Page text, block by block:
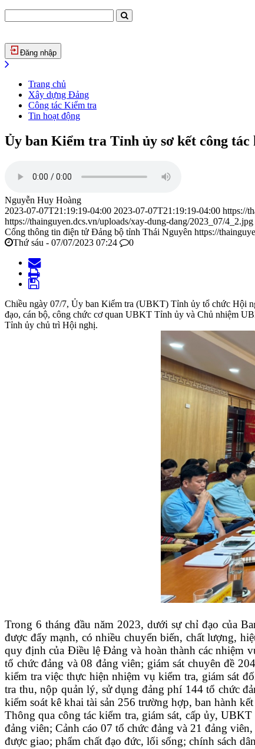
Đăng nhập
Trang chủ
Xây dựng Đảng
Công tác Kiểm tra
Tin hoạt động
Ủy ban Kiểm tra Tỉnh ủy sơ kết công
Nguyễn Huy Hoàng
2023-07-07T21:19:19-04:00 2023-07-07T21:19:19-04:00 https://
https://thainguyen.dcs.vn/uploads/xay-dung-dang/2023_07/4_2.jpg
Cổng thông tin điện tử Đảng bộ tỉnh Thái Nguyên https://
Thứ sáu - 07/07/2023 07:24
0
Chiều ngày 07/7, Ủy ban Kiểm tra (UBKT) Tỉnh ủy tổ chức Hội
đạo, cán bộ, công chức cơ quan UBKT Tỉnh ủy và Chủ nhiệm
Tỉnh ủy chủ trì Hội nghị.
Trong 6 tháng đầu năm 2023, dưới sự chỉ đạo của
được đẩy mạnh, có nhiều chuyển biến, chất lượng,
quy định của Điều lệ Đảng và hoàn thành các nhiệm
tổ chức đảng và 08 đảng viên; giám sát chuyên đề
kiểm tra việc thực hiện nhiệm vụ kiểm tra, giám sát
tra thu, nộp quản lý, sử dụng đảng phí 144 tổ chức
kiểm soát kê khai tài sản 256 trường hợp, ban hành
Thông qua công tác kiểm tra, giám sát, cấp ủy,
đảng viên; Cảnh cáo 07 tổ chức đảng và 21 đảng
được giao; phẩm chất đạo đức, lối sống; chính sách